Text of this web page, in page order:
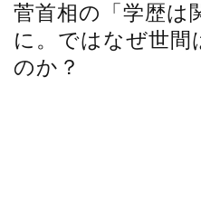
菅首相の「学歴は
に。ではなぜ世間
のか？